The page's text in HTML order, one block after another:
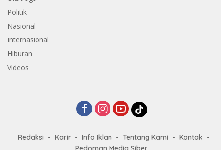
Politik
Nasional
Internasional
Hiburan
Videos
Redaksi Karir Info Iklan Tentang Kami
Kontak